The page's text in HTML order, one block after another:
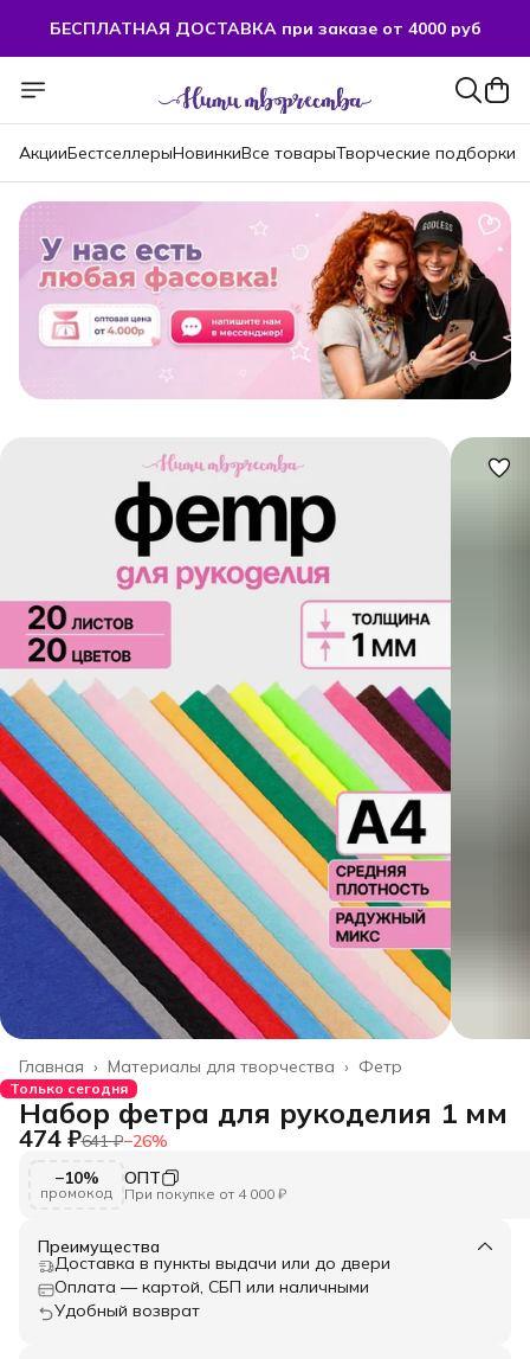
БЕСПЛАТНАЯ ДОСТАВКА при заказе от 4000 руб
БЕСПЛАТНАЯ ДОСТАВКА при заказе от 4000 руб
АкцииБестселлерыНовинкиВсе товарыТворческие подборки
Фетр
Материалы для творчества ›
Главная ›
Только сегодня
Набор фетра для рукоделия 1 мм
474 ₽641 ₽−26%
−10%
промокод
ОПТ
При покупке от 4 000 ₽
Преимущества
Доставка в пункты выдачи или до двери
Оплата — картой, СБП или наличными
Удобный возврат